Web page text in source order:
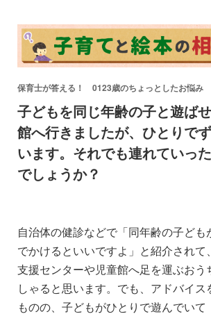
保育士が答える！ 0123歳のちょっとしたお悩み
子どもを同じ年齢の子と遊ば
館へ行きましたが、ひとりで
います。それでも連れていっ
でしょうか？
自治体の健診などで「同年齢の子ども
でかけるといいですよ」と紹介されて
支援センターや児童館へ足を運ぶおう
しゃると思います。でも、アドバイス
ものの、子どもがひとりで遊んでいて